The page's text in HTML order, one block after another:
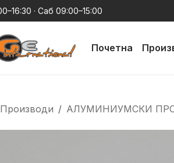
· Саб 09:00–15:00
Почетна
Производи АЛУМИНИУМСКИ